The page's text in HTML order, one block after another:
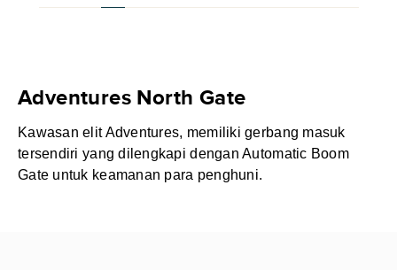
Adventures North Gate
Kawasan elit Adventures, memiliki gerbang masuk
tersendiri yang dilengkapi dengan Automatic Boom
Gate untuk keamanan para penghuni.